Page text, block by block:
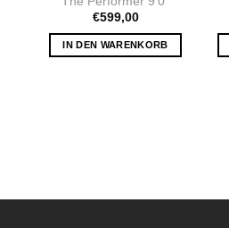
€599,00
IN DEN WARENKORB